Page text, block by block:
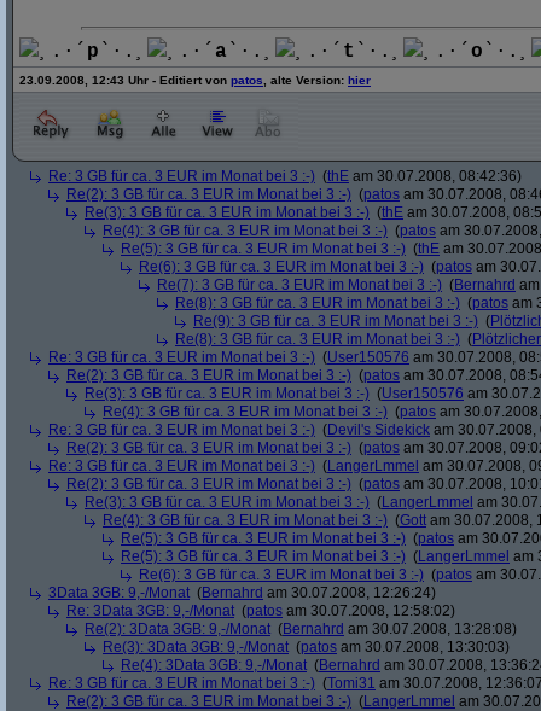
¸.·´ p `·.¸ ¸.·´ a `·.¸ ¸.·´ t `·.¸ ¸.·´ o `·.¸
23.09.2008, 12:43 Uhr - Editiert von patos , alte Version: hier
Re: 3 GB für ca. 3 EUR im Monat bei 3 :-) (thE am 30.07.2008, 08:42:36)
Re(2): 3 GB für ca. 3 EUR im Monat bei 3 :-) (patos am 30.07.2008,
Re(3): 3 GB für ca. 3 EUR im Monat bei 3 :-) (thE am 30.07.2008,
Re(4): 3 GB für ca. 3 EUR im Monat bei 3 :-) (patos am
Re(5): 3 GB für ca. 3 EUR im Monat bei 3 :-) (thE am
Re(6): 3 GB für ca. 3 EUR im Monat bei 3 :-) (patos am
Re(7): 3 GB für ca. 3 EUR im Monat bei 3 :-) (Bernahrd
Re(8): 3 GB für ca. 3 EUR im Monat bei 3 :-) (patos am
Re(9): 3 GB für ca. 3 EUR im Monat bei 3 :-) (
Re(8): 3 GB für ca. 3 EUR im Monat bei 3 :-) (
Re: 3 GB für ca. 3 EUR im Monat bei 3 :-) (User150576 am 30.07.2008,
Re(2): 3 GB für ca. 3 EUR im Monat bei 3 :-) (patos am 30.07.2008,
Re(3): 3 GB für ca. 3 EUR im Monat bei 3 :-) (User150576 am
Re(4): 3 GB für ca. 3 EUR im Monat bei 3 :-) (patos am
Re: 3 GB für ca. 3 EUR im Monat bei 3 :-) (Devil's Sidekick am 30.07.2008,
Re(2): 3 GB für ca. 3 EUR im Monat bei 3 :-) (patos am 30.07.2008,
Re: 3 GB für ca. 3 EUR im Monat bei 3 :-) (LangerLmmel am 30.07.2008,
Re(2): 3 GB für ca. 3 EUR im Monat bei 3 :-) (patos am 30.07.2008,
Re(3): 3 GB für ca. 3 EUR im Monat bei 3 :-) (LangerLmmel am
Re(4): 3 GB für ca. 3 EUR im Monat bei 3 :-) (Gott am 30.07.2008,
Re(5): 3 GB für ca. 3 EUR im Monat bei 3 :-) (patos am
Re(5): 3 GB für ca. 3 EUR im Monat bei 3 :-) (LangerLmmel am
Re(6): 3 GB für ca. 3 EUR im Monat bei 3 :-) (patos am
3Data 3GB: 9,-/Monat (Bernahrd am 30.07.2008, 12:26:24)
Re: 3Data 3GB: 9,-/Monat (patos am 30.07.2008, 12:58:02)
Re(2): 3Data 3GB: 9,-/Monat (Bernahrd am 30.07.2008, 13:28:08)
Re(3): 3Data 3GB: 9,-/Monat (patos am 30.07.2008, 13:30:03)
Re(4): 3Data 3GB: 9,-/Monat (Bernahrd am 30.07.2008,
Re: 3 GB für ca. 3 EUR im Monat bei 3 :-) (Tomi31 am 30.07.2008,
Re(2): 3 GB für ca. 3 EUR im Monat bei 3 :-) (LangerLmmel am